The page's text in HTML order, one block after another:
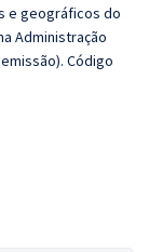
e geográficos do
Administração
Código